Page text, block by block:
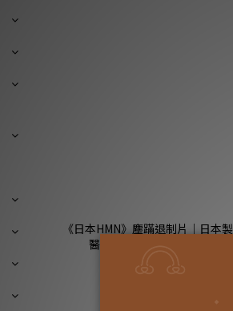
《日本HMN》塵蹣退制片｜日本
醫大測試｜防蟎貼片｜塵蹣
NT$299